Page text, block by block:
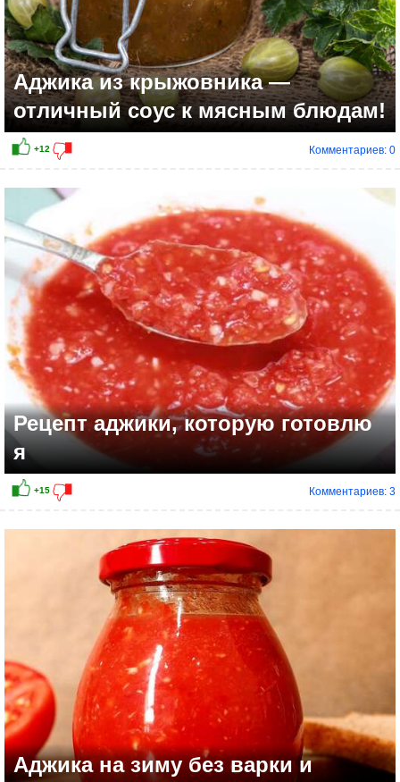
+6
Аджика из крыжовника —
отличный соус к мясным блюдам!
Комментариев: 0
Рецепт аджики, которую готовлю
я
Комментариев: 3
Аджика на зиму без варки и